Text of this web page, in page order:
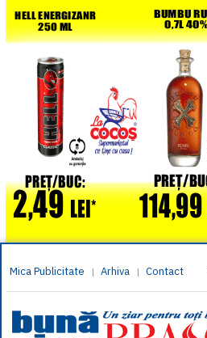
Mica Publicitate | Arhiva | Contact